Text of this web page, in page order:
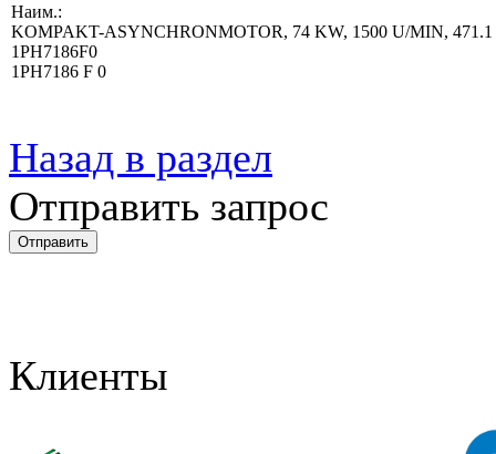
Наим.:
KOMPAKT-ASYNCHRONMOTOR, 74 KW, 1500 U/MIN,
1PH7186F0
1PH7186 F 0
Назад в раздел
Отправить запрос
Клиенты